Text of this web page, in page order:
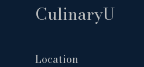
CulinaryU
Location